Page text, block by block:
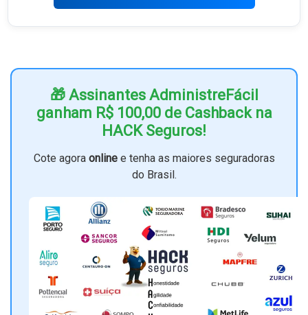
🎁 Assinantes AdministreFácil
ganham R$ 100,00 de Cashback na
HACK Seguros!
Cote agora onlinee tenha as maiores seguradoras
do Brasil.